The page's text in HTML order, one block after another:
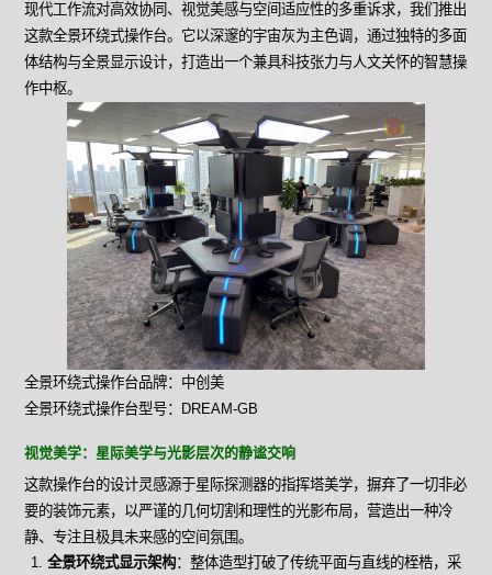
现代工作流对高效协同、视觉美感与空间适应性的多重诉求，我们推出
这款全景环绕式操作台。它以深邃的宇宙灰为主色调，通过独特的多面
体结构与全景显示设计，打造出一个兼具科技张力与人文关怀的智慧操
作中枢。
全景环绕式操作台品牌：中创美
全景环绕式操作台型号：DREAM-GB
视觉美学：星际美学与光影层次的静谧交响
这款操作台的设计灵感源于星际探测器的指挥塔美学，摒弃了一切非必
要的装饰元素，以严谨的几何切割和理性的光影布局，营造出一种冷
静、专注且极具未来感的空间氛围。
全景环绕式显示架构：整体造型打破了传统平面与直线的桎梏，采